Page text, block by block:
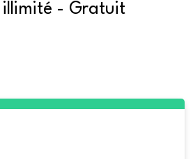
illimité - Gratuit